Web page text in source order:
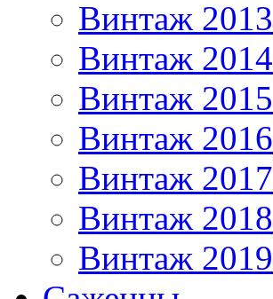
Винтаж 2013
Винтаж 2014
Винтаж 2015
Винтаж 2016
Винтаж 2017
Винтаж 2018
Винтаж 2019